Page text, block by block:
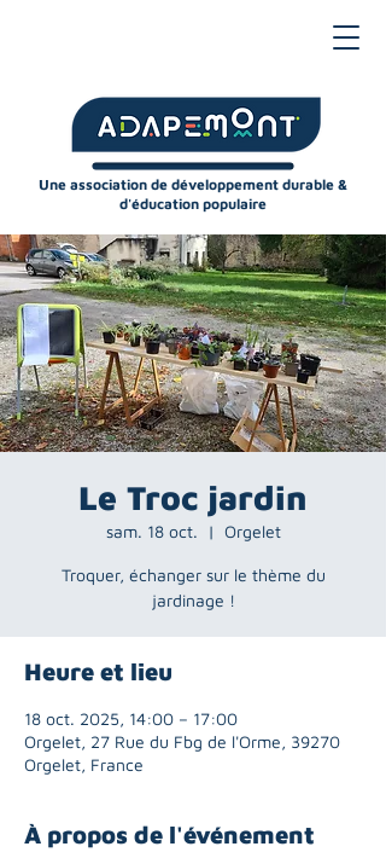
Une association de développement durable &
d'éducation populaire
Le Troc jardin
sam. 18 oct.
  |
Orgelet
Troquer, échanger sur le thème du
jardinage !
Heure et lieu
18 oct. 2025, 14:00 – 17:00
Orgelet, 27 Rue du Fbg de l'Orme, 39270
Orgelet, France
À propos de l'événement